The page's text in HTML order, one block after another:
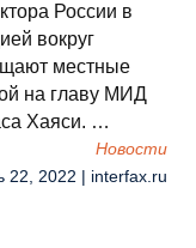
России в
вокруг
местные
на главу МИД
Хаяси. …
Новости
22, 2022 | interfax.ru